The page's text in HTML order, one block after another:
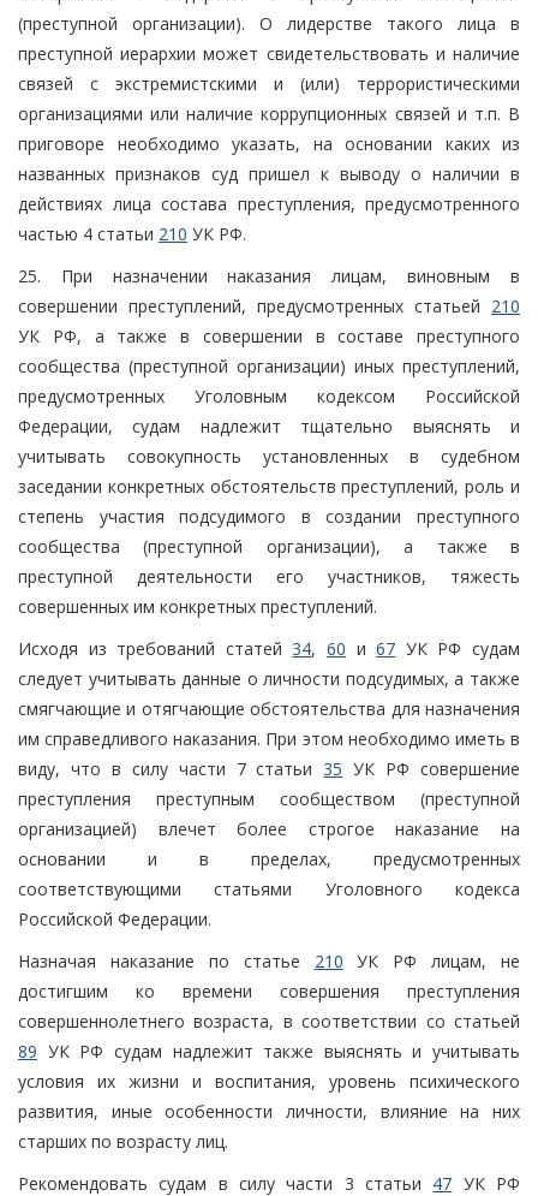
(преступной организации). О лидерстве такого лица в
преступной иерархии может свидетельствовать и наличие
связей с экстремистскими и (или) террористическими
организациями или наличие коррупционных связей и т.п. В
приговоре необходимо указать, на основании каких из
названных признаков суд пришел к выводу о наличии в
действиях лица состава преступления, предусмотренного
частью 4 статьи 210 УК РФ.
25. При назначении наказания лицам, виновным в
совершении преступлений, предусмотренных статьей 210
УК РФ, а также в совершении в составе преступного
сообщества (преступной организации) иных преступлений,
предусмотренных Уголовным кодексом Российской
Федерации, судам надлежит тщательно выяснять и
учитывать совокупность установленных в судебном
заседании конкретных обстоятельств преступлений, роль и
степень участия подсудимого в создании преступного
сообщества (преступной организации), а также в
преступной деятельности его участников, тяжесть
совершенных им конкретных преступлений.
Исходя из требований статей34,60 и67 УК РФ судам
следует учитывать данные о личности подсудимых, а также
смягчающие и отягчающие обстоятельства для назначения
им справедливого наказания. При этом необходимо иметь в
виду, что в силу части 7 статьи35 УК РФ совершение
преступления преступным сообществом (преступной
организацией) влечет более строгое наказание на
основании и в пределах, предусмотренных
соответствующими статьями Уголовного кодекса
Российской Федерации.
Назначая наказание по статье 210 УК РФ лицам, не
достигшим ко времени совершения преступления
совершеннолетнего возраста, в соответствии со статьей
89 УК РФ судам надлежит также выяснять и учитывать
условия их жизни и воспитания, уровень психического
развития, иные особенности личности, влияние на них
старших по возрасту лиц.
Рекомендовать судам в силу части 3 статьи 47 УК РФ